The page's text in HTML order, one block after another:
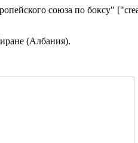
союза по боксу"
(Албания).